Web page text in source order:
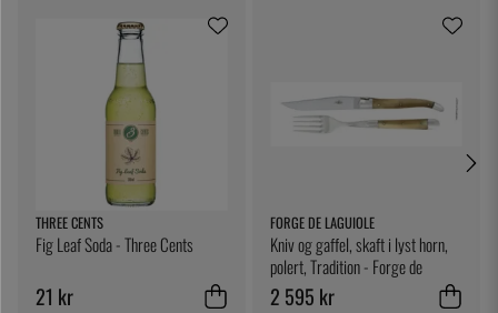
THREE CENTS
Fig Leaf Soda - Three Cents
21 kr
FORGE DE LAGUIOLE
Kniv og gaffel, skaft i lyst horn,
polert, Tradition - Forge de
Laguiole
2 595 kr